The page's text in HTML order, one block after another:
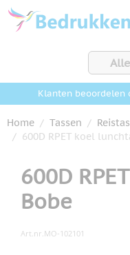
Ga naar de inhoud
Klanten beoordelen
Home / Tassen /
/ 600D RPET koel
600D
Bobe
Art.nr. MO-102101